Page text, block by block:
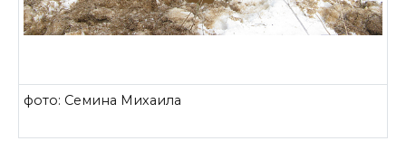
фото: Семина Михаила